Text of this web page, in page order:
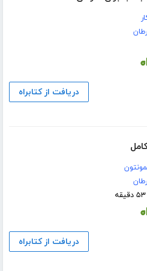
دریافت از کتابراه
دریافت از کتابراه